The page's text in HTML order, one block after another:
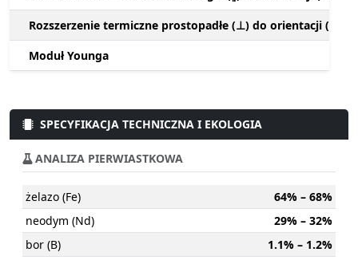
Rozszerzenie termiczne prostopadłe (⊥) do orientacji (M)
Moduł Younga
SPECYFIKACJA TECHNICZNA I EKOLOGIA
ANALIZA PIERWIASTKOWA
żelazo (Fe)
64% – 68%
neodym (Nd)
29% – 32%
bor (B)
1.1% – 1.2%